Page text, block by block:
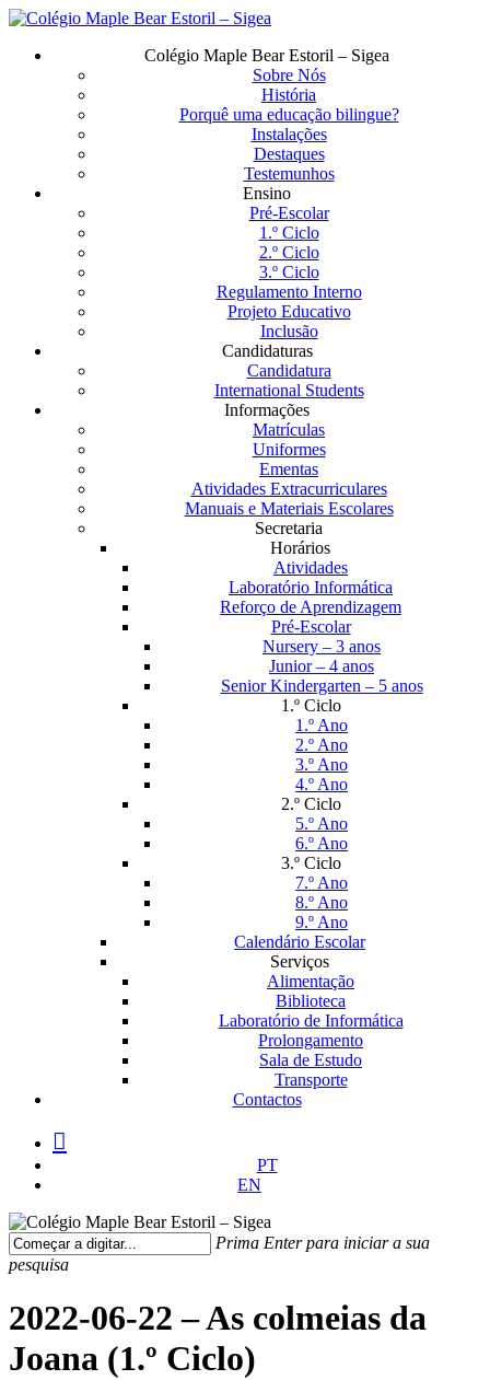
Saltar
Menu
Colégio Maple Bear Estoril – Sigea
Sobre Nós
História
Porquê uma educação bilingue?
Instalações
Destaques
Testemunhos
Ensino
Pré-Escolar
1.º Ciclo
2.º Ciclo
3.º Ciclo
Regulamento Interno
Projeto Educativo
Inclusão
Candidaturas
Candidatura
International Students
Informações
Matrículas
Uniformes
Ementas
Atividades Extracurriculares
Manuais e Materiais Escolares
Secretaria
Horários
Atividades
Laboratório Informática
Reforço de Aprendizagem
Pré-Escolar
Nursery – 3 anos
Junior – 4 anos
Senior Kindergarten – 5 anos
1.º Ciclo
1.º Ano
2.º Ano
3.º Ano
4.º Ano
2.º Ciclo
5.º Ano
6.º Ano
3.º Ciclo
7.º Ano
8.º Ano
9.º Ano
Calendário Escolar
Serviços
Alimentação
Biblioteca
Laboratório de Informática
Prolongamento
Sala de Estudo
Transporte
Contactos
facebook
instagram
medium
PT
EN
Prima Enter para iniciar a sua
pesquisa
Pesquisa
2022-06-22 – As colmeias da
Joana (1.º Ciclo)